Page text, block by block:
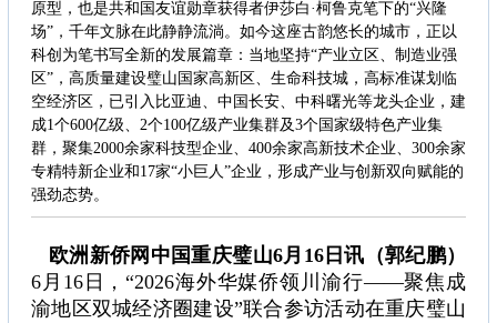
原型，也是共和国友谊勋章获得者伊莎白·柯鲁克笔下的“兴隆
场”，千年文脉在此静静流淌。如今这座古韵悠长的城市，正以
科创为笔书写全新的发展篇章：当地坚持“产业立区、制造业强
区”，高质量建设璧山国家高新区、生命科技城，高标准谋划临
空经济区，已引入比亚迪、中国长安、中科曙光等龙头企业，建
成1个600亿级、2个100亿级产业集群及3个国家级特色产业集
群，聚集2000余家科技型企业、400余家高新技术企业、300余家
专精特新企业和17家“小巨人”企业，形成产业与创新双向赋能的
强劲态势。
欧洲新侨网中国重庆璧山6月16日讯（郭纪鹏）
6月16日，“2026海外华媒侨领川渝行——聚焦成
渝地区双城经济圈建设”联合参访活动在重庆璧山